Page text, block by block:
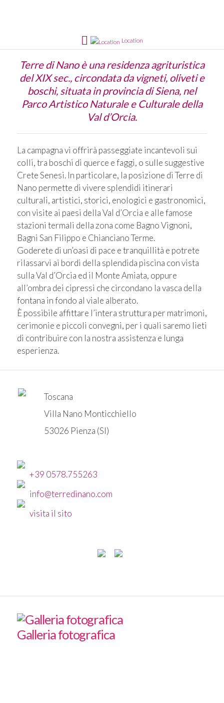
Location
Terre di Nano è una residenza agrituristica
del XIX sec., circondata da vigneti, oliveti e
boschi, situata in provincia di Siena, nel
Parco Artistico Naturale e Culturale della
Val d’Orcia.
La campagna vi offrirà passeggiate incantevoli sui
colli, tra boschi di querce e faggi, o sulle suggestive
Crete Senesi. In particolare, la posizione di Terre di
Nano permette di vivere splendidi itinerari
culturali, artistici, storici, enologici e gastronomici,
con visite ai paesi della Val d’Orcia e alle famose
stazioni termali della zona come Bagno Vignoni,
Bagni San Filippo e Chianciano Terme.
Goderete di un’oasi di pace e tranquillità e potrete
rilassarvi ai bordi della splendida piscina con vista
sulla Val d’Orcia ed il Monte Amiata, oppure
all’ombra dei cipressi che circondano la vasca della
fontana in fondo al viale alberato.
È possibile affittare l’intera struttura per matrimoni,
cerimonie e piccoli convegni, per i quali saremo lieti
di contribuire con la nostra assistenza e lunga
esperienza.
Toscana
Villa Nano Monticchiello
53026 Pienza (SI)
+39 0578.755263
info@terredinano.com
visita il sito
Galleria fotografica